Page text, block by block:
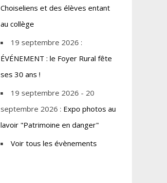
Choiseliens et des élèves entant
au collège
19 septembre 2026 :
ÉVÉNEMENT : le Foyer Rural fête
ses 30 ans !
19 septembre 2026 - 20
septembre 2026 : Expo photos au
lavoir "Patrimoine en danger"
Voir tous les évènements